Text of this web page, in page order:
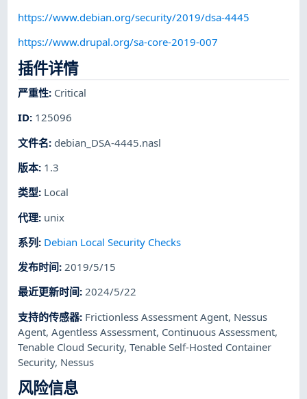
https://www.debian.org/security/2019/dsa-4445
https://www.drupal.org/sa-core-2019-007
插件详情
严重性: Critical
ID: 125096
文件名: debian_DSA-4445.nasl
版本: 1.3
类型: Local
代理: unix
系列: Debian Local Security Checks
发布时间:2019/5/15
最近更新时间:2024/5/22
支持的传感器: Frictionless Assessment Agent, Nessus
Agent,Agentless Assessment, Continuous Assessment,
Tenable Cloud Security,Tenable Self-Hosted Container
Security, Nessus
风险信息